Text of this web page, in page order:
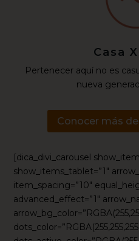
Casa
Pertenecer aquí no es
nueva
Conocer más
[dica_divi_carousel
show_items_tablet=”1″
item_spacing=”10″
advanced_effect=”1″